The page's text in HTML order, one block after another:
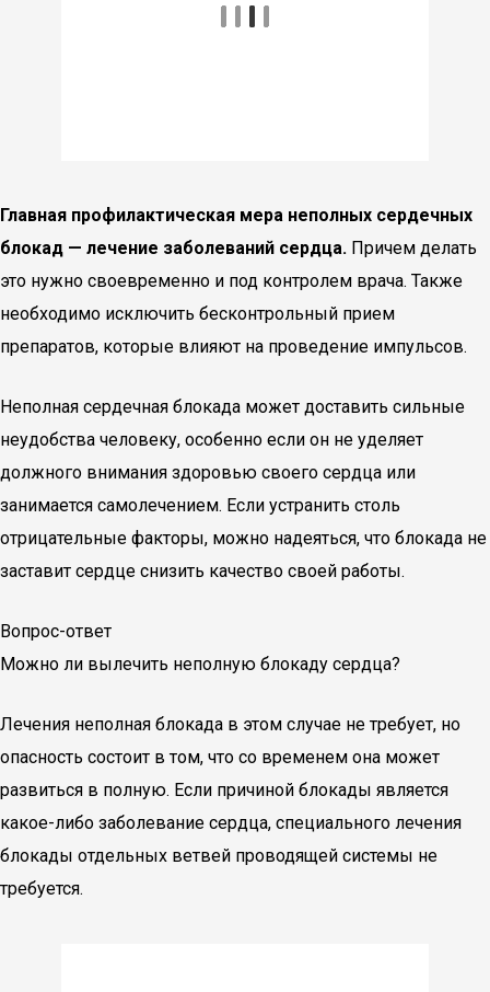
Главная профилактическая мера неполных сердечных
блокад — лечение заболеваний сердца. Причем делать
это нужно своевременно и под контролем врача. Также
необходимо исключить бесконтрольный прием
препаратов, которые влияют на проведение импульсов.
Неполная сердечная блокада может доставить сильные
неудобства человеку, особенно если он не уделяет
должного внимания здоровью своего сердца или
занимается самолечением. Если устранить столь
отрицательные факторы, можно надеяться, что блокада не
заставит сердце снизить качество своей работы.
Вопрос-ответ
Можно ли вылечить неполную блокаду сердца?
Лечения неполная блокада в этом случае не требует, но
опасность состоит в том, что со временем она может
развиться в полную. Если причиной блокады является
какое-либо заболевание сердца, специального лечения
блокады отдельных ветвей проводящей системы не
требуется.